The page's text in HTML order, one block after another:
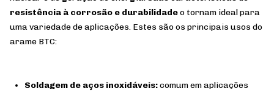
resistência à corrosão e durabilidadeo tornam ideal para
uma variedade de aplicações. Estes são os principais usos do
arame BTC:
Soldagem de aços inoxidáveis:comum em aplicações